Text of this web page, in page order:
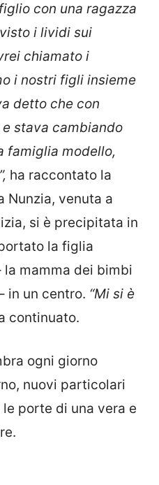
con una ragazza
i lividi sui
chiamato i
i nostri figli insieme
detto che con
stava cambiando
famiglia modello,
ha raccontato la
Nunzia, venuta a
si è precipitata in
la figlia
mamma dei bimbi
in un centro. “Mi si è
continuato.
ogni giorno
nuovi particolari
porte di una vera e